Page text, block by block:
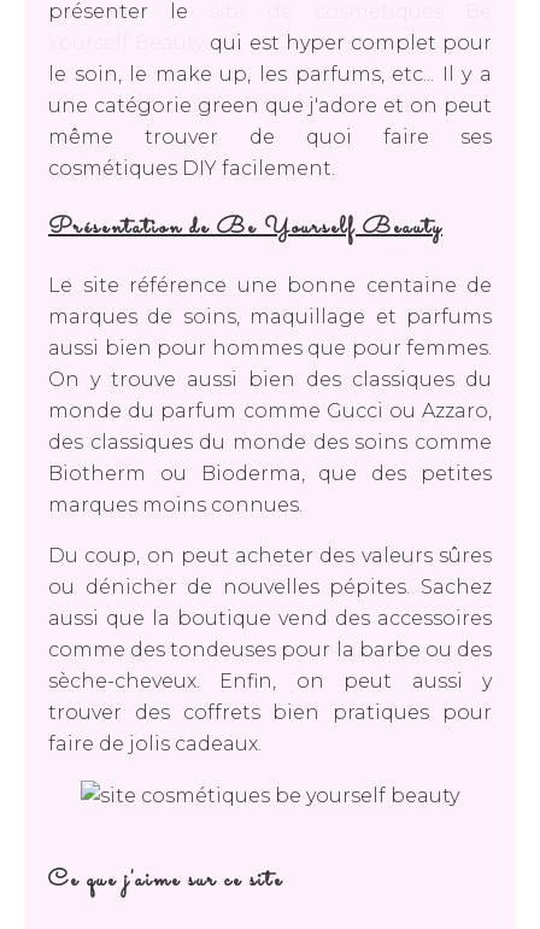
présenter le
qui est hyper complet pour
le soin, le make up, les parfums, etc... Il y a
une catégorie green que j'adore et on peut
même trouver de quoi faire ses
cosmétiques DIY facilement.
Présentation de Be Yourself Beauty
Le site référence une bonne centaine de
marques de soins, maquillage et parfums
aussi bien pour hommes que pour femmes.
On y trouve aussi bien des classiques du
monde du parfum comme Gucci ou Azzaro,
des classiques du monde des soins comme
Biotherm ou Bioderma, que des petites
marques moins connues.
Du coup, on peut acheter des valeurs sûres
ou dénicher de nouvelles pépites. Sachez
aussi que la boutique vend des accessoires
comme des tondeuses pour la barbe ou des
sèche-cheveux. Enfin, on peut aussi y
trouver des coffrets bien pratiques pour
faire de jolis cadeaux.
Ce que j'aime sur ce site